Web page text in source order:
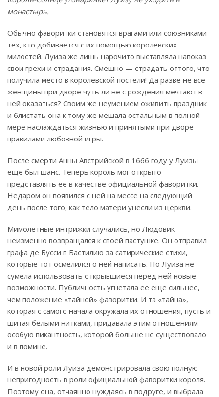
монастырь.
Обычно фаворитки становятся врагами или союзниками
тех, кто добивается с их помощью королевских
милостей. Луиза же лишь нарочито выставляла напоказ
свои грехи и страдания. Смешно — страдать оттого, что
получила место в королевской постели! Да разве не все
женщины при дворе чуть ли не с рождения мечтают в
ней оказаться? Своим же неумением оживить праздник
и блистать она к тому же мешала остальным в полной
мере наслаждаться жизнью и принятыми при дворе
правилами любовной игры.
После смерти Анны Австрийской в 1666 году у Луизы
еще был шанс. Теперь король мог открыто
представлять ее в качестве официальной фаворитки.
Недаром он появился с ней на мессе на следующий
день после того, как тело матери унесли из церкви.
Мимолетные интрижки случались, но Людовик
неизменно возвращался к своей пастушке. Он отправил
графа де Бусси в Бастилию за сатирические стихи,
которые тот осмелился о ней написать. Но Луиза не
сумела использовать открывшиеся перед ней новые
возможности. Публичность угнетала ее еще сильнее,
чем положение «тайной» фаворитки. И та «тайна»,
которая с самого начала окружала их отношения, пусть и
шитая белыми нитками, придавала этим отношениям
особую пикантность, которой больше не существовало
и в помине.
И в новой роли Луиза демонстрировала свою полную
непригодность в роли официальной фаворитки короля.
Поэтому она, отчаянно нуждаясь в подруге, и выбрала